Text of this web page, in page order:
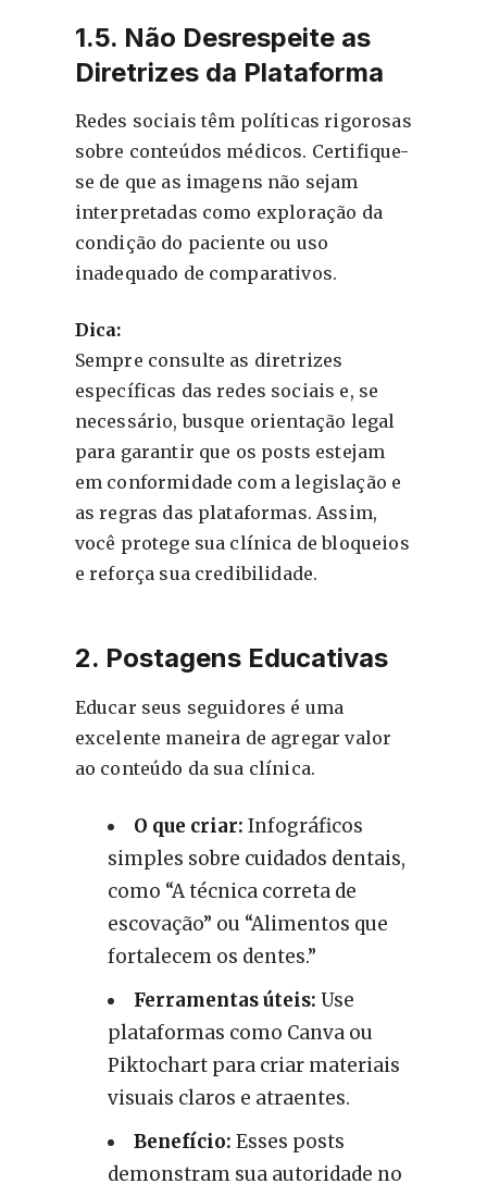
1.5. Não Desrespeite as
Diretrizes da Plataforma
Redes sociais têm políticas rigorosas
sobre conteúdos médicos. Certifique-
se de que as imagens não sejam
interpretadas como exploração da
condição do paciente ou uso
inadequado de comparativos.
Dica:
Sempre consulte as diretrizes
específicas das redes sociais e, se
necessário, busque orientação legal
para garantir que os posts estejam
em conformidade com a legislação e
as regras das plataformas. Assim,
você protege sua clínica de bloqueios
e reforça sua credibilidade.
2. Postagens Educativas
Educar seus seguidores é uma
excelente maneira de agregar valor
ao conteúdo da sua clínica.
O que criar: Infográficos
simples sobre cuidados dentais,
como “A técnica correta de
escovação” ou “Alimentos que
fortalecem os dentes.”
Ferramentas úteis: Use
plataformas como Canva ou
Piktochart para criar materiais
visuais claros e atraentes.
Benefício: Esses posts
demonstram sua autoridade no